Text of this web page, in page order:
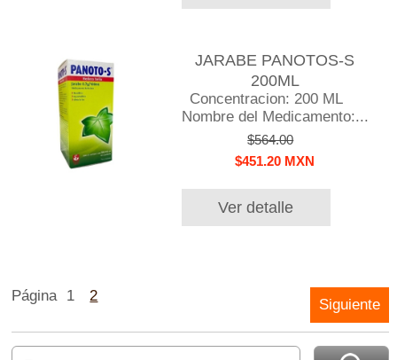
JARABE PANOTOS-S
200ML
Concentracion: 200 ML
Nombre del Medicamento:...
$564.00
$451.20 MXN
Ver detalle
Página 1 2
Siguiente